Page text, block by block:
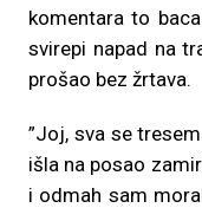
komentara to
svirepi napad na
prošao bez žrtava.
”Joj, sva se
išla na posao
i odmah sam